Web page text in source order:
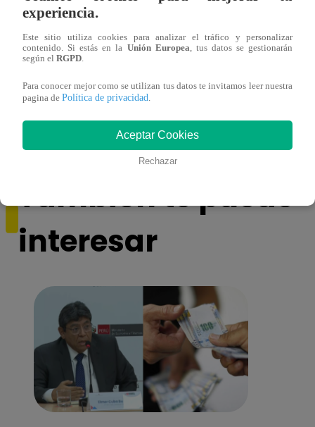
Yo Soy GRANDES BATALLAS: ¡Andy
gana a Pedro Infante!
También te puede
interesar
experiencia.
Este sitio utiliza cookies para analizar el tráfico y personalizar
contenido. Si estás en la Unión Europea , tus datos se gestionarán
según el RGPD
Para conocer mejor como se utilizan tus datos te invitamos leer nuestra
pagina de Política de privacidad
Aceptar Cookies
Rechazar